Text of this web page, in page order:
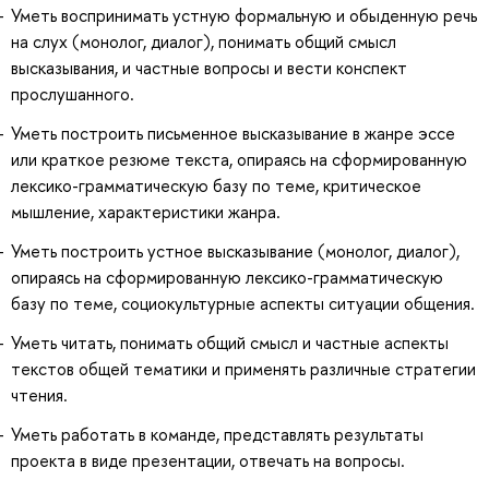
Уметь воспринимать устную формальную и обыденную речь
на слух (монолог, диалог), понимать общий смысл
высказывания, и частные вопросы и вести конспект
прослушанного.
Уметь построить письменное высказывание в жанре эссе
или краткое резюме текста, опираясь на сформированную
лексико-грамматическую базу по теме, критическое
мышление, характеристики жанра.
Уметь построить устное высказывание (монолог, диалог),
опираясь на сформированную лексико-грамматическую
базу по теме, социокультурные аспекты ситуации общения.
Уметь читать, понимать общий смысл и частные аспекты
текстов общей тематики и применять различные стратегии
чтения.
Уметь работать в команде, представлять результаты
проекта в виде презентации, отвечать на вопросы.